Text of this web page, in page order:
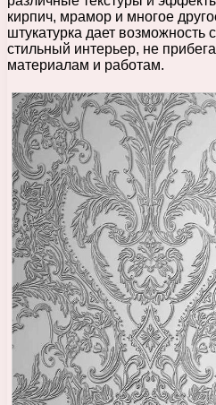
кирпич, мрамор и многое
штукатурка дает возможность
стильный интерьер, не
материалам и работам.